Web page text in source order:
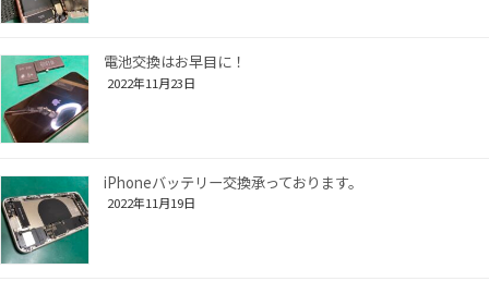
電池交換はお早目に！
2022年11月23日
iPhoneバッテリー交換承っております。
2022年11月19日